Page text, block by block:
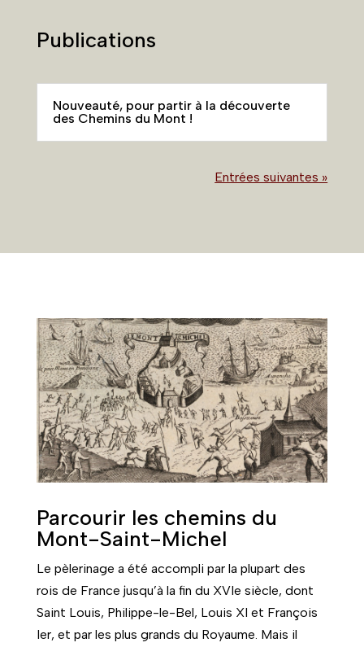
Publications
Nouveauté, pour partir à la découverte
des Chemins du Mont !
Entrées suivantes »
Parcourir les chemins du
Mont-Saint-Michel
Le pèlerinage a été accompli par la plupart des
rois de France jusqu’à la fin du XVIe siècle, dont
Saint Louis, Philippe-le-Bel, Louis XI et François
Ier, et par les plus grands du Royaume. Mais il